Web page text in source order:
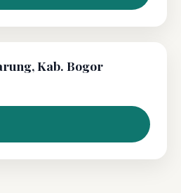
Kab. Bogor